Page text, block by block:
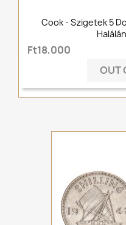
Cook - Szigetek 5
Ft18,000
OUT